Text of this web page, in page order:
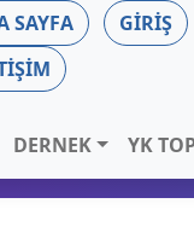
SAYFA GIRIŞ
DERNEK YK